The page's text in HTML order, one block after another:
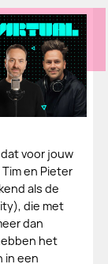
voor jouw
en Pieter
als de
die met
dan
het
in een